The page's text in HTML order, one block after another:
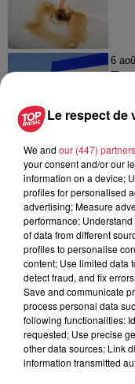
6
6
Au
À découvrir
Le respect de
We and our (447) partners
your consent and/or our
information on a device;
profiles for personalised
advertising; Measure
performance;
of data from different
profiles to personalise
content; Use limited data
detect fraud, and fix
Save and communicate
process personal data
following functionalities:
requested; Use precise
other data sources; Link
information transmitted